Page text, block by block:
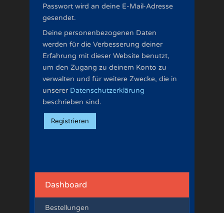
Passwort wird an deine E-Mail-Adresse
gesendet.
Deine personenbezogenen Daten
werden für die Verbesserung deiner
Erfahrung mit dieser Website benutzt,
um den Zugang zu deinem Konto zu
verwalten und für weitere Zwecke, die in
unserer Datenschutzerklärung
beschrieben sind.
Registrieren
Dashboard
Bestellungen